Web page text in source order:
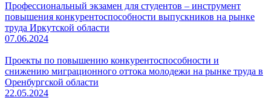
Профессиональный экзамен для студентов – инструмент
повышения конкурентоспособности выпускников на рынке
труда Иркутской области
07.06.2024
Проекты по повышению конкурентоспособности и
снижению миграционного оттока молодежи на рынке труда в
Оренбургской области
22.05.2024